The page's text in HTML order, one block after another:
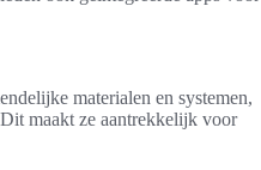
materialen en systemen,
maakt ze aantrekkelijk voor